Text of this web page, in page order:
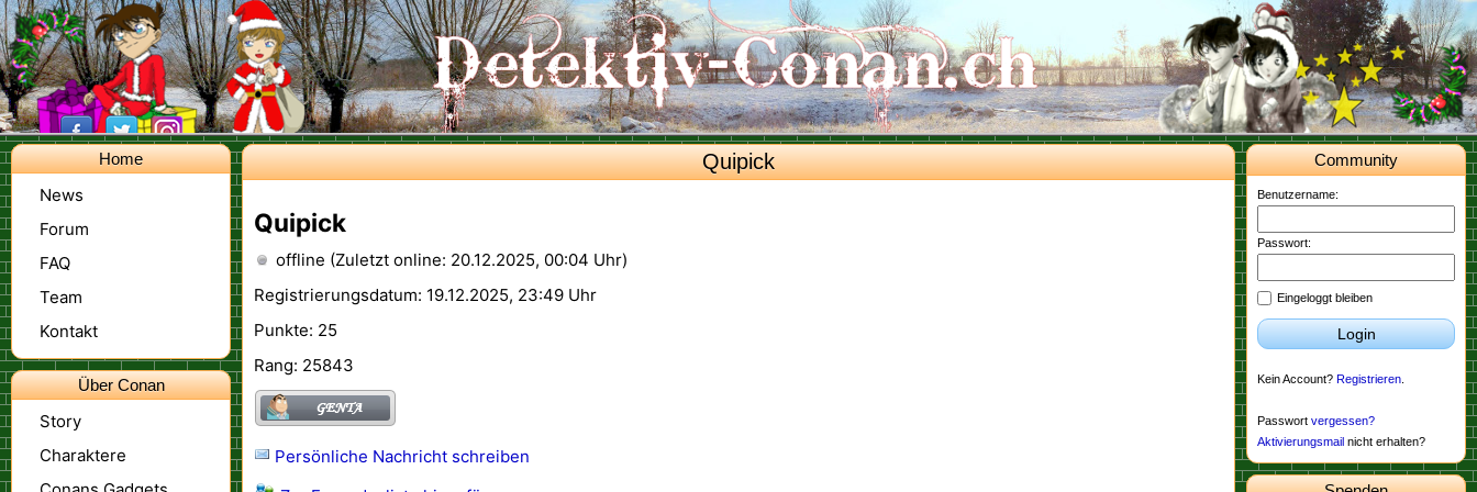
Home
News
Forum
FAQ
Team
Kontakt
Über Conan
Story
Charaktere
Community
Benutzername:
Passwort:
Eingeloggt bleiben
Login
Kein Account? Registrieren
Passwort vergessen?
Aktivierungsmail nicht erhalten?
Quipick
Quipick
offline (Zuletzt online: 20.12.2025, 00:04 Uhr)
Registrierungsdatum: 19.12.2025, 23:49 Uhr
Punkte: 25
Rang: 25843
Persönliche Nachricht schreiben